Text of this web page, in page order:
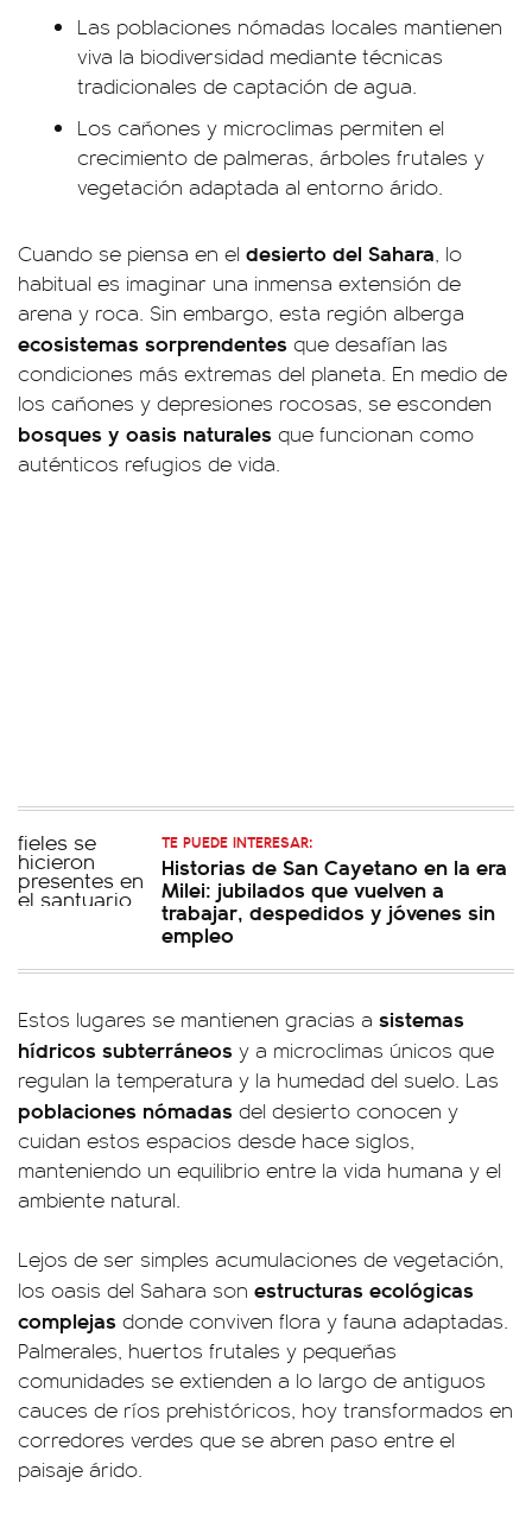
Las poblaciones nómadas locales mantienen
viva la biodiversidad mediante técnicas
tradicionales de captación de agua.
Los cañones y microclimas permiten el
crecimiento de palmeras, árboles frutales y
vegetación adaptada al entorno árido.
Cuando se piensa en el desierto del Sahara, lo
habitual es imaginar una inmensa extensión de
arena y roca. Sin embargo, esta región alberga
ecosistemas sorprendentes que desafían las
condiciones más extremas del planeta. En medio de
los cañones y depresiones rocosas, se esconden
bosques y oasis naturales que funcionan como
auténticos refugios de vida.
TE PUEDE INTERESAR:
Historias de San Cayetano en la era
Milei: jubilados que vuelven a
trabajar, despedidos y jóvenes sin
empleo
Estos lugares se mantienen gracias a sistemas
hídricos subterráneos y a microclimas únicos que
regulan la temperatura y la humedad del suelo. Las
poblaciones nómadas del desierto conocen y
cuidan estos espacios desde hace siglos,
manteniendo un equilibrio entre la vida humana y el
ambiente natural.
Lejos de ser simples acumulaciones de vegetación,
los oasis del Sahara son estructuras ecológicas
complejas donde conviven flora y fauna adaptadas.
Palmerales, huertos frutales y pequeñas
comunidades se extienden a lo largo de antiguos
cauces de ríos prehistóricos, hoy transformados en
corredores verdes que se abren paso entre el
paisaje árido.